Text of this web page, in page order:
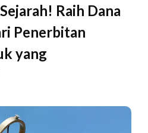
Raih Dana
Penerbitan
yang